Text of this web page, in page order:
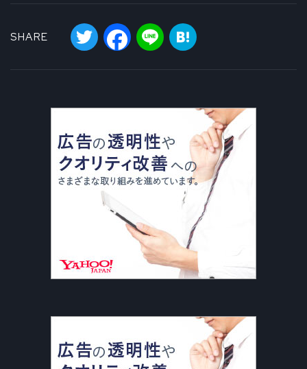
SHARE
Twitter Facebook
Line